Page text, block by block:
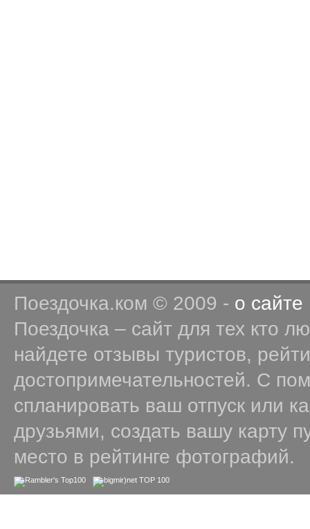
Поездочка.ком © 2009 - о сайте
Поездочка – сайт для тех кто
найдете отзывы туристов,
достопримечательностей. С
спланировать ваш отпуск или
друзьями, создать вашу карту
место в рейтинге фотографий.